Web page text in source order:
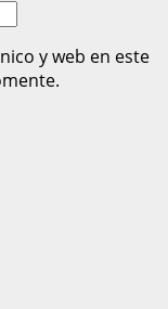
y web en este